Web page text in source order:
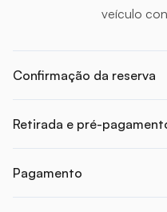
veículo
Confirmação da reserva
Retirada e pré-
Pagamento